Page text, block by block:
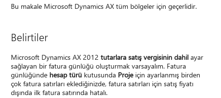
Bu makale Microsoft Dynamics AX tüm bölgeler için geçerlidir.
Belirtiler
Microsoft Dynamics AX 2012tutarlara satış vergisinin dahil ayar
sağlayan bir fatura günlüğü oluşturmak varsayalım. Fatura
günlüğünde hesap türü kutusunda Projeiçin ayarlanmış birden
çok fatura satırları eklediğinizde, fatura satırları için satış fiyatı
dışında ilk fatura satırında hatalı.